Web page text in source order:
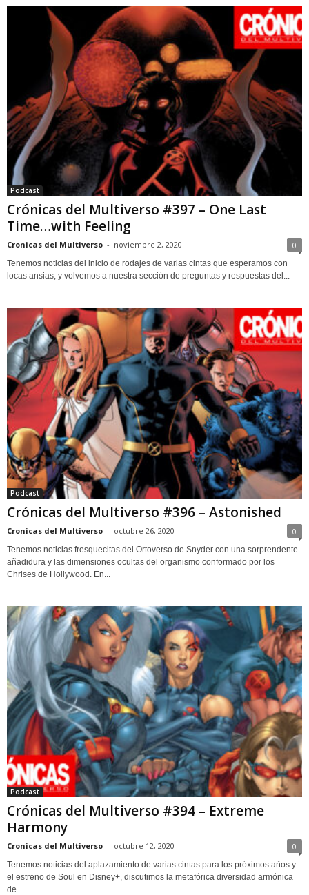
Podcast
Crónicas del Multiverso #397 – One Last
Time…with Feeling
Cronicas del Multiverso - noviembre 2, 2020 0
Tenemos noticias del inicio de rodajes de varias cintas que esperamos con
locas ansias, y volvemos a nuestra sección de preguntas y respuestas del...
Podcast
Crónicas del Multiverso #396 – Astonished
Cronicas del Multiverso - octubre 26, 2020 0
Tenemos noticias fresquecitas del Ortoverso de Snyder con una sorprendente
añadidura y las dimensiones ocultas del organismo conformado por los
Chrises de Hollywood. En...
Podcast
Crónicas del Multiverso #394 – Extreme
Harmony
Cronicas del Multiverso - octubre 12, 2020 0
Tenemos noticias del aplazamiento de varias cintas para los próximos años y
el estreno de Soul en Disney+, discutimos la metafórica diversidad armónica
de...